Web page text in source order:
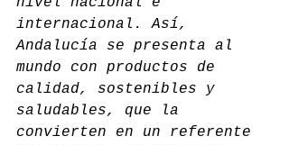
internacional. Así,
Andalucía se presenta al
mundo con productos de
calidad, sostenibles y
saludables, que la
convierten en un referente